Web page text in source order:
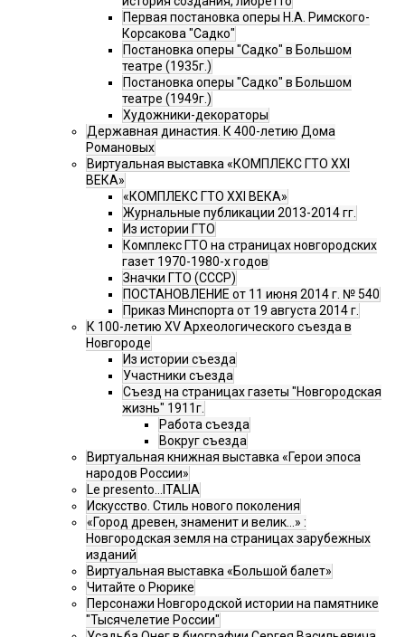
Первая постановка оперы Н.А. Римского-
Корсакова "Садко"
Постановка оперы "Садко" в Большом
театре (1935г.)
Постановка оперы "Садко" в Большом
театре (1949г.)
Художники-декораторы
Державная династия. К 400-летию Дома
Романовых
Виртуальная выставка «КОМПЛЕКС ГТО XXI
ВЕКА»
«КОМПЛЕКС ГТО XXI ВЕКА»
Журнальные публикации 2013-2014 гг.
Из истории ГТО
Комплекс ГТО на страницах новгородских
газет 1970-1980-х годов
Значки ГТО (СССР)
ПОСТАНОВЛЕНИЕ от 11 июня 2014 г. № 540
Приказ Минспорта от 19 августа 2014 г.
К 100-летию XV Археологического съезда в
Новгороде
Из истории съезда
Участники съезда
Cъезд на страницах газеты "Новгородская
жизнь" 1911г.
Работа съезда
Вокруг съезда
Виртуальная книжная выставка «Герои эпоса
народов России»
Le presento...ITALIA
Искусство. Стиль нового поколения
«Город древен, знаменит и велик…» :
Новгородская земля на страницах зарубежных
изданий
Виртуальная выставка «Большой балет»
Читайте о Рюрике
Персонажи Новгородской истории на памятнике
"Тысячелетие России"